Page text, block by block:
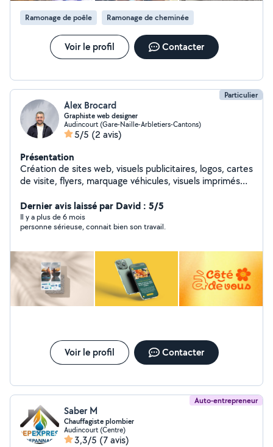
Ramonage de poêle Ramonage de cheminée
Voir le profil Contacter
Particulier
Alex Brocard
Graphiste web designer
Audincourt (Gare-Naille-Arbletiers-Cantons)
5/5 (2 avis)
Présentation
Création de sites web, visuels publicitaires, logos, cartes
de visite, flyers, marquage véhicules, visuels imprimés
Dernier avis laissé par David : 5/5
Il y a plus de 6 mois
personne sérieuse, connait bien son travail.
Voir le profil Contacter
Auto-entrepreneur
Saber M
Chauffagiste plombier
Audincourt (Centre)
3,3/5 (7 avis)